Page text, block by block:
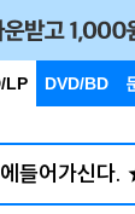
LP DVD/BD